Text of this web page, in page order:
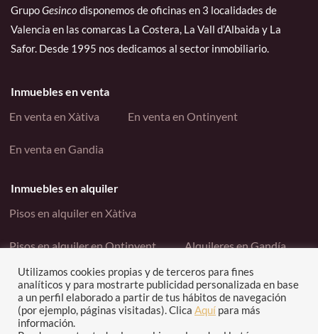
GrupoGesinco disponemos de oficinas en 3 localidades de
Valencia en las comarcas La Costera, La Vall d’Albaida y La
Safor. Desde 1995 nos dedicamos al sector inmobiliario.
Inmuebles en venta
En venta en Xàtiva
En venta en Ontinyent
En venta en Gandia
Inmuebles en alquiler
Pisos en alquiler en Xàtiva
Pisos en alquiler en Ontinyent Alquileres en Gandía
Enlaces interés
Contacto
Política de cookies
Utilizamos cookies propias y de terceros para fines
analíticos y para mostrarte publicidad personalizada en base
a un perfil elaborado a partir de tus hábitos de navegación
(por ejemplo, páginas visitadas). Clica Aquí para más
información.